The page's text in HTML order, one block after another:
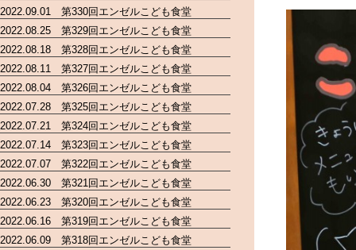
2022.09.01 第330回エンゼルこども食堂
2022.08.25 第329回エンゼルこども食堂
2022.08.18 第328回エンゼルこども食堂
2022.08.11 第327回エンゼルこども食堂
2022.08.04 第326回エンゼルこども食堂
2022.07.28 第325回エンゼルこども食堂
2022.07.21 第324回エンゼルこども食堂
2022.07.14 第323回エンゼルこども食堂
2022.07.07 第322回エンゼルこども食堂
2022.06.30 第321回エンゼルこども食堂
2022.06.23 第320回エンゼルこども食堂
2022.06.16 第319回エンゼルこども食堂
2022.06.09 第318回エンゼルこども食堂